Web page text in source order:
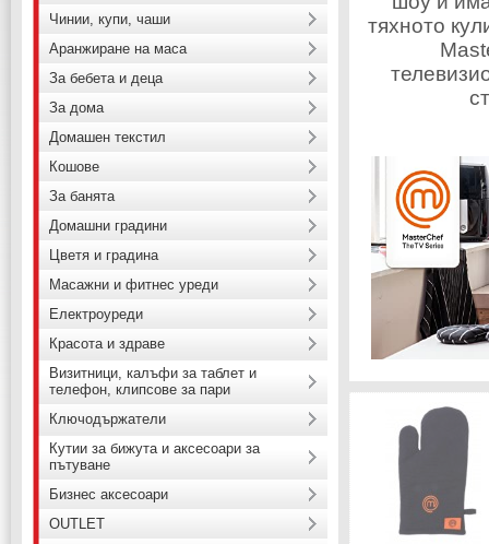
тяхното
Чинии, купи, чаши
Аранжиране на маса
За бебета и деца
За дома
Домашен текстил
Кошове
За банята
Домашни градини
Цветя и градина
Масажни и фитнес уреди
Електроуреди
Красота и здраве
Визитници, калъфи за таблет и
телефон, клипсове за пари
Ключодържатели
Кутии за бижута и аксесоари за
пътуване
Бизнес аксесоари
OUTLET